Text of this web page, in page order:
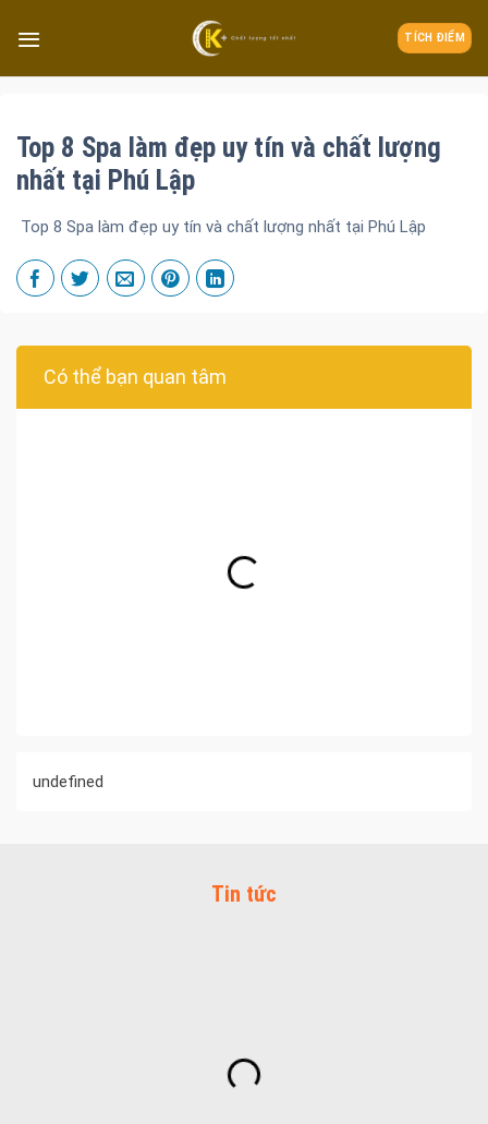
TÍCH ĐIỂM
Top 8 Spa làm đẹp uy tín và chất lượng
nhất tại Phú Lập
Top 8 Spa làm đẹp uy tín và chất lượng nhất tại Phú Lập
Có thể bạn quan tâm
undefined
Tin tức